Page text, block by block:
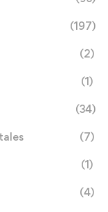
(197)
(2)
(1)
(34)
(7)
(1)
(4)